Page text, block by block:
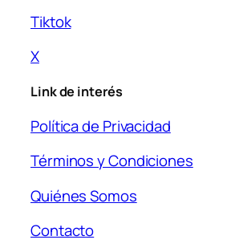
Tiktok
X
Link de interés
Política de Privacidad
Términos y Condiciones
Quiénes Somos
Contacto